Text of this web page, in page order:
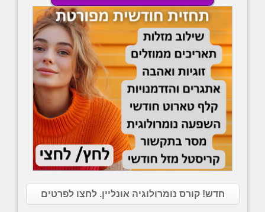
חדש! קורס נומרולוגיה אונליין. לחצו לפרטים